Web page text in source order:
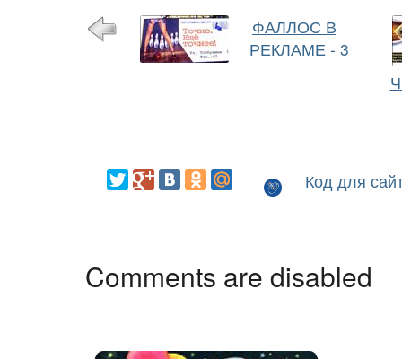
ФАЛЛОС В
РЕКЛАМЕ - 3
Код для
Comments are disabled